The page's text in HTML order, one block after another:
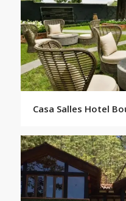
Casa Salles Hotel